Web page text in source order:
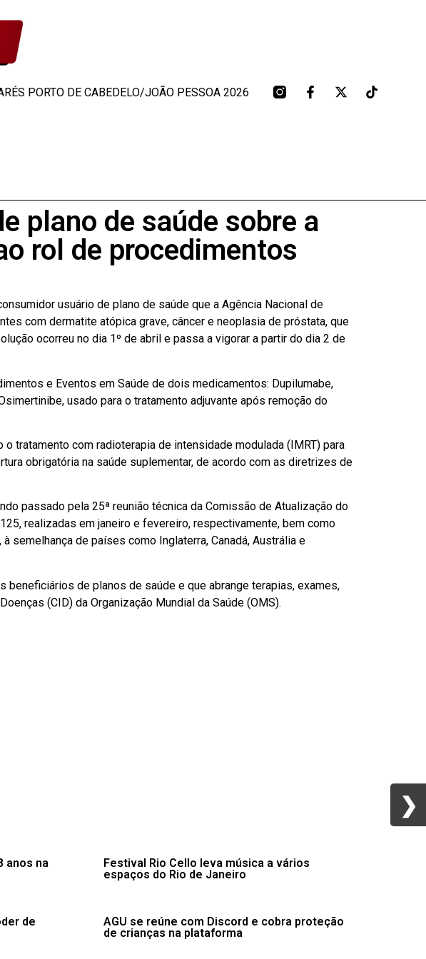
PORTO DE CABEDELO/JOÃO PESSOA 2026
plano de saúde sobre a
rol de procedimentos
usuário de plano de saúde que a Agência Nacional de
com dermatite atópica grave, câncer e neoplasia de próstata, que
ocorreu no dia 1º de abril e passa a vigorar a partir do dia 2 de
e Eventos em Saúde de dois medicamentos: Dupilumabe,
usado para o tratamento adjuvante após remoção do
tratamento com radioterapia de intensidade modulada (IMRT) para
obrigatória na saúde suplementar, de acordo com as diretrizes de
passado pela 25ª reunião técnica da Comissão de Atualização do
realizadas em janeiro e fevereiro, respectivamente, bem como
semelhança de países como Inglaterra, Canadá, Austrália e
beneficiários de planos de saúde e que abrange terapias, exames,
(CID) da Organização Mundial da Saúde (OMS).
anos na
Festival Rio Cello leva música a vários
espaços do Rio de Janeiro
de
AGU se reúne com Discord e cobra proteção
de crianças na plataforma
❯
❯